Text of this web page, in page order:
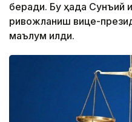
беради. Бу ҳақда Сунъий
ривожланиш вице-
маълум қилди.